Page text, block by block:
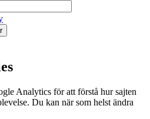
Analytics för att förstå hur sajten
Du kan när som helst ändra